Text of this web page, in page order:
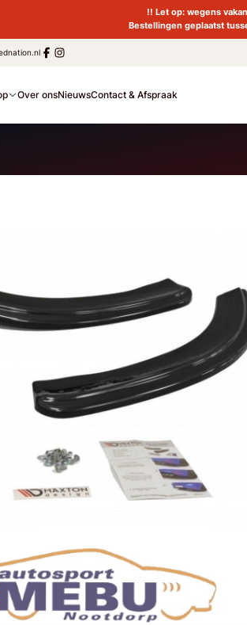
!! Let op: wegens
Bestellingen geplaatst
Over onsNieuwsContact & Afspraak